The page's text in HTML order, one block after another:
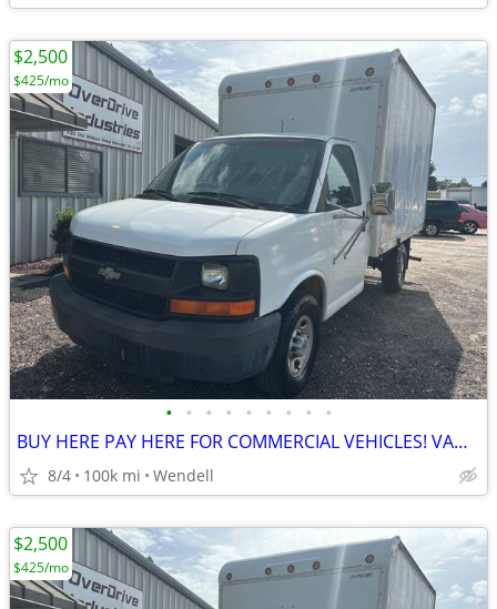
• • • • • • • • •
BUY HERE PAY HERE FOR COMMERCIAL VEHICLES! VANS BOX TRUCKS
8/4 100k mi Wendell
$2,500
$425/mo
$2,500
$425/mo